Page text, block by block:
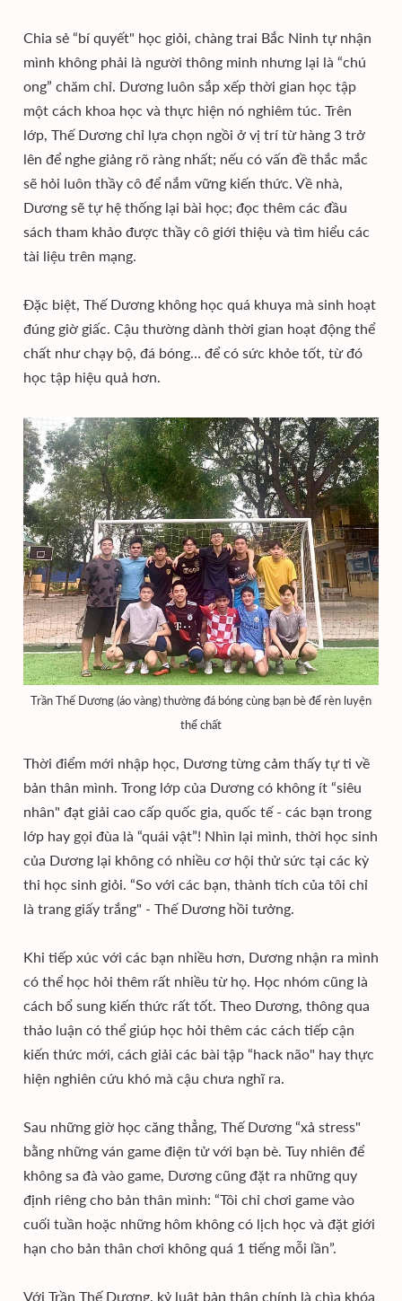
Chia sẻ “bí quyết" học giỏi, chàng trai Bắc Ninh tự nhận
mình không phải là người thông minh nhưng lại là “chú
ong” chăm chỉ. Dương luôn sắp xếp thời gian học tập
một cách khoa học và thực hiện nó nghiêm túc. Trên
lớp, Thế Dương chỉ lựa chọn ngồi ở vị trí từ hàng 3 trở
lên để nghe giảng rõ ràng nhất; nếu có vấn đề thắc mắc
sẽ hỏi luôn thầy cô để nắm vững kiến thức. Về nhà,
Dương sẽ tự hệ thống lại bài học; đọc thêm các đầu
sách tham khảo được thầy cô giới thiệu và tìm hiểu các
tài liệu trên mạng.
Đặc biệt, Thế Dương không học quá khuya mà sinh hoạt
đúng giờ giấc. Cậu thường dành thời gian hoạt động thể
chất như chạy bộ, đá bóng… để có sức khỏe tốt, từ đó
học tập hiệu quả hơn.
Trần Thế Dương (áo vàng) thường đá bóng cùng bạn bè để rèn luyện
thể chất
Thời điểm mới nhập học, Dương từng cảm thấy tự ti về
bản thân mình. Trong lớp của Dương có không ít “siêu
nhân" đạt giải cao cấp quốc gia, quốc tế - các bạn trong
lớp hay gọi đùa là “quái vật”! Nhìn lại mình, thời học sinh
của Dương lại không có nhiều cơ hội thử sức tại các kỳ
thi học sinh giỏi. “So với các bạn, thành tích của tôi chỉ
là trang giấy trắng" - Thế Dương hồi tưởng.
Khi tiếp xúc với các bạn nhiều hơn, Dương nhận ra mình
có thể học hỏi thêm rất nhiều từ họ. Học nhóm cũng là
cách bổ sung kiến thức rất tốt. Theo Dương, thông qua
thảo luận có thể giúp học hỏi thêm các cách tiếp cận
kiến thức mới, cách giải các bài tập “hack não" hay thực
hiện nghiên cứu khó mà cậu chưa nghĩ ra.
Sau những giờ học căng thẳng, Thế Dương “xả stress"
bằng những ván game điện tử với bạn bè. Tuy nhiên để
không sa đà vào game, Dương cũng đặt ra những quy
định riêng cho bản thân mình: “Tôi chỉ chơi game vào
cuối tuần hoặc những hôm không có lịch học và đặt giới
hạn cho bản thân chơi không quá 1 tiếng mỗi lần”.
Với Trần Thế Dương, kỷ luật bản thân chính là chìa khóa